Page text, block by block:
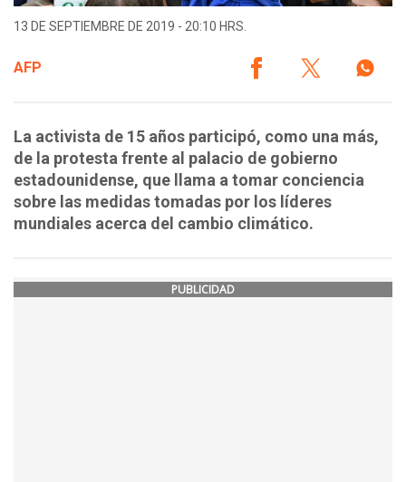
13 DE SEPTIEMBRE DE 2019 - 20:10 HRS.
AFP
La activista de 15 años participó, como una más,
de la protesta frente al palacio de gobierno
estadounidense, que llama a tomar conciencia
sobre las medidas tomadas por los líderes
mundiales acerca del cambio climático.
PUBLICIDAD